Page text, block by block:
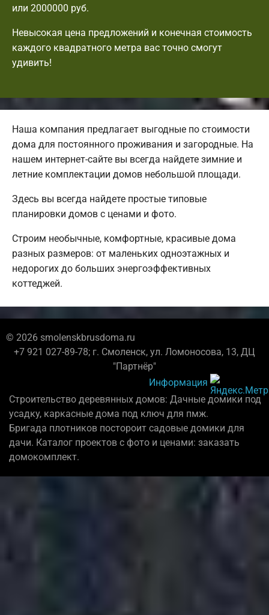
или 2000000 руб.
Невысокая цена предложений и конечная стоимость
каждого квадратного метра вас точно смогут
удивить!
Наша компания предлагает выгодные по стоимости
дома для постоянного проживания и загородные. На
нашем интернет-сайте вы всегда найдете зимние и
летние комплектации домов небольшой площади.
Здесь вы всегда найдете простые типовые
планировки домов с ценами и фото.
Строим необычные, комфортные, красивые дома
разных размеров: от маленьких одноэтажных и
недорогих до больших энергоэффективных
коттеджей.
© 2026 smolenskbrusdoma.ru
+7 921 027-89-78; г. Смоленск, ул. Ломоносова, 13, ДЦ
"Партнёр"
Информация
Строительство деревянных домов: Дачные домики под
усадку, каркасные дома под ключ для пмж.
Бригада плотников постороит садовые домики для
дачи. Каталог проектов с фото и ценами: заказать
домокомплект.